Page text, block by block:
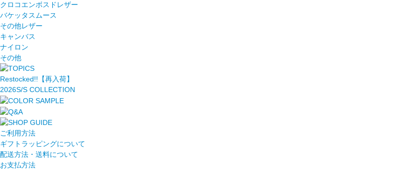
クロコエンボスドレザー
バケッタスムース
その他レザー
キャンバス
ナイロン
その他
Restocked!!【再入荷】
2026S/S COLLECTION
ご利用方法
ギフトラッピングについて
配送方法・送料について
お支払方法